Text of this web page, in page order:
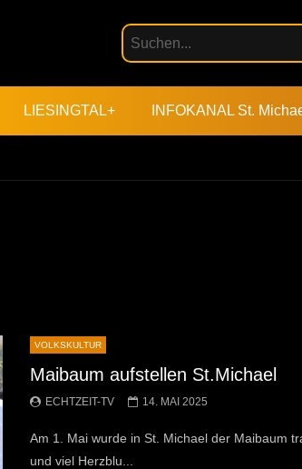
LIESINGTAL+ INFOKANAL St.
VOLKSKULTUR
Maibaum aufstellen St.Michael
ECHTZEIT-TV 14. MAI 2025
Am 1. Mai wurde in St. Michael der Maibaum
und viel Herzblu...